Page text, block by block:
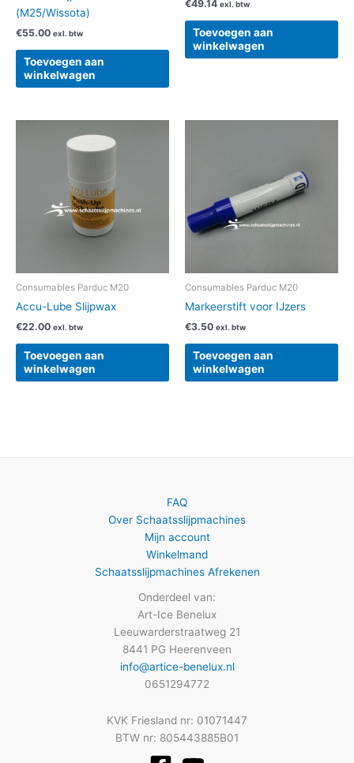
(M25/Wissota)
€55.00 exl. btw
Toevoegen aan
winkelwagen
€49.14 exl. btw
Toevoegen aan
winkelwagen
Consumables Parduc M20
Accu-Lube Slijpwax
€22.00 exl. btw
Toevoegen aan
winkelwagen
Consumables Parduc M20
Markeerstift voor IJzers
€3.50 exl. btw
Toevoegen aan
winkelwagen
FAQ
Over Schaatsslijpmachines
Mijn account
Winkelmand
Schaatsslijpmachines Afrekenen
Onderdeel van:
Art-Ice Benelux
Leeuwarderstraatweg 21
8441 PG Heerenveen
info@artice-benelux.nl
0651294772
KVK Friesland nr: 01071447
BTW nr: 805443885B01